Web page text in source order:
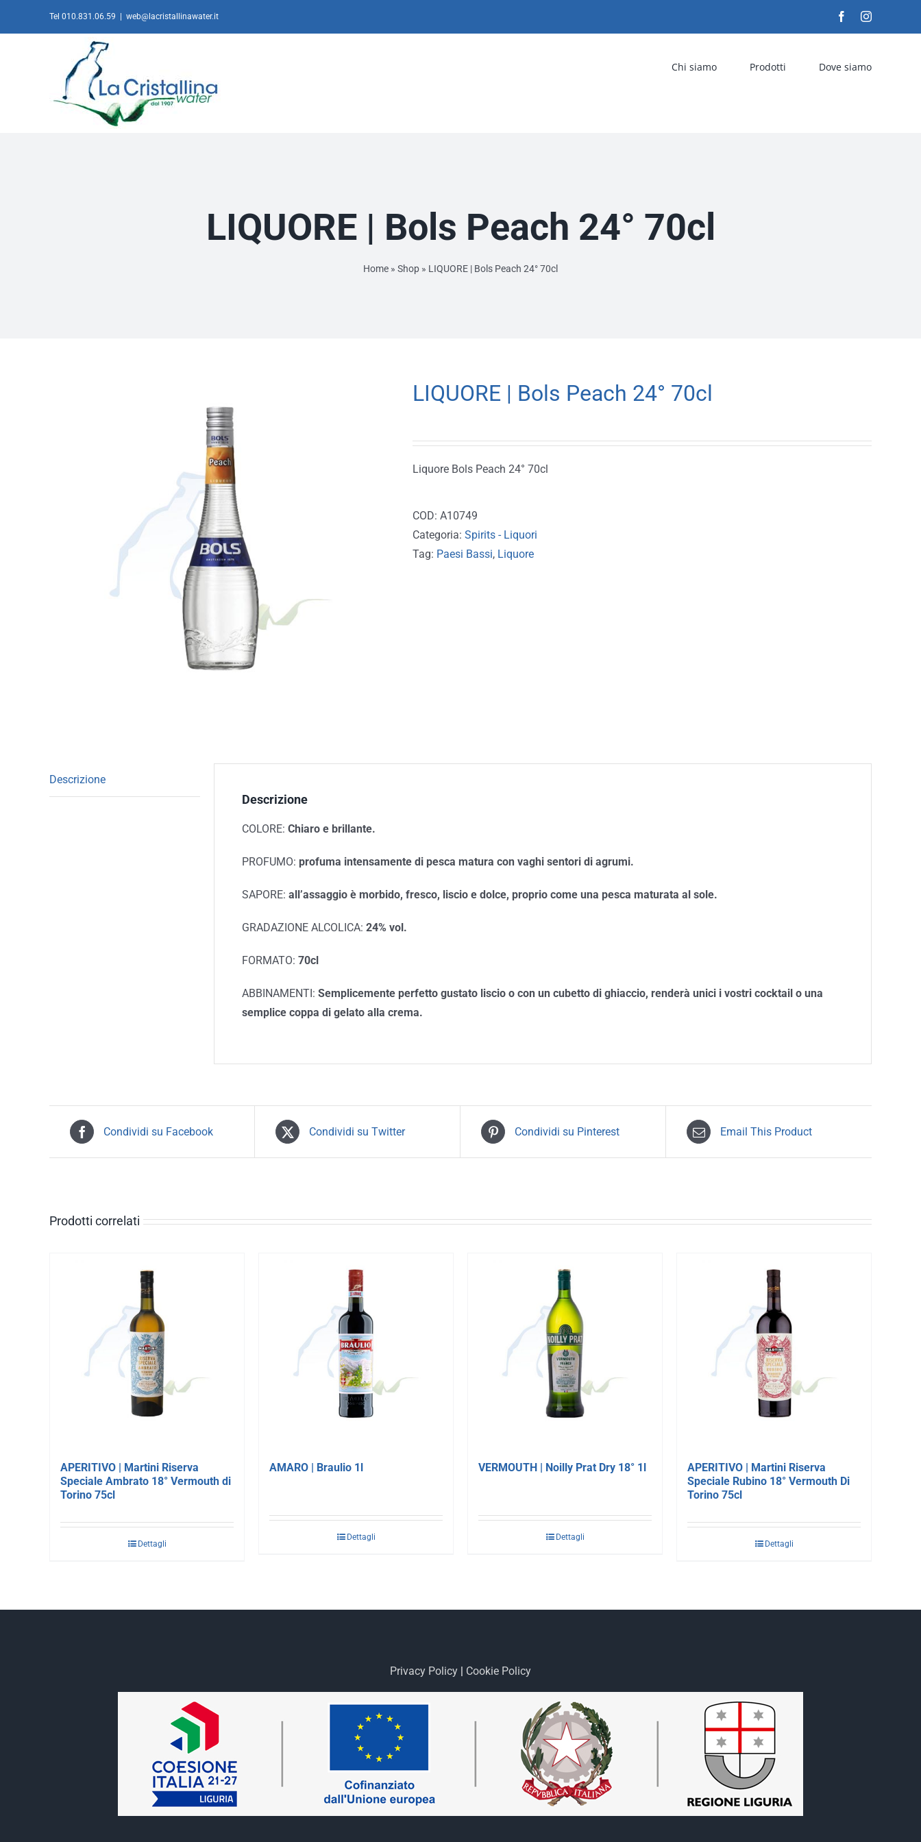
Tel 010.831.06.59 web@lacristallinawater.it FacebookInstagram
Chi siamo Prodotti Dove siamo
LIQUORE | Bols Peach 24° 70cl
Home » Shop » LIQUORE | Bols Peach 24° 70cl
LIQUORE | Bols Peach 24° 70cl
Liquore Bols Peach 24° 70cl
COD: A10749
Categoria: Spirits - Liquori
Tag: Paesi Bassi, Liquore
Descrizione
Descrizione
COLORE: Chiaro e brillante.
PROFUMO: profuma intensamente di pesca matura con vaghi sentori di agrumi.
SAPORE: all’assaggio è morbido, fresco, liscio e dolce, proprio come una pesca maturata al sole.
GRADAZIONE ALCOLICA: 24% vol.
FORMATO: 70cl
ABBINAMENTI: Semplicemente perfetto gustato liscio o con un cubetto di ghiaccio, renderà unici i vostri cocktail o una
semplice coppa di gelato alla crema.
Condividi su Facebook Condividi su Twitter Condividi su Pinterest Email This Product
Prodotti correlati
APERITIVO | Martini Riserva
Speciale Ambrato 18° Vermouth di
Torino 75cl
Dettagli
AMARO | Braulio 1l
Dettagli
VERMOUTH | Noilly Prat Dry 18° 1l
Dettagli
APERITIVO | Martini Riserva
Speciale Rubino 18° Vermouth Di
Torino 75cl
Dettagli
Privacy Policy | Cookie Policy